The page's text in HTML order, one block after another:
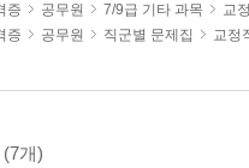
증 공무원 7/9급 기타 과목
교
증 공무원 직군별 문제집 교정
(7개)